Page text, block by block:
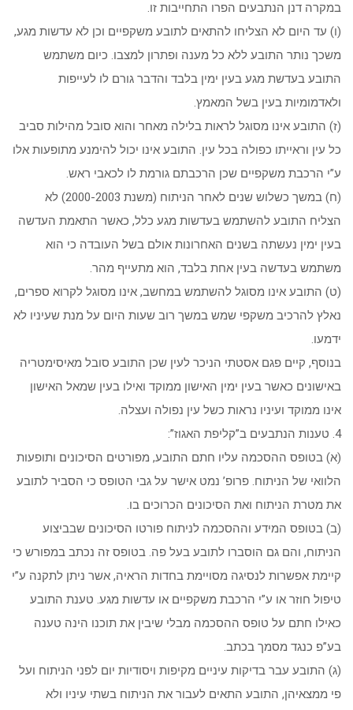
במקרה דנן הנתבעים הפרו התחייבות זו.
(ו) עד היום לא הצליחו להתאים לתובע משקפיים וכן לא עדשות מגע,
משכך נותר התובע ללא כל מענה ופתרון למצבו. כיום משתמש
התובע בעדשת מגע בעין ימין בלבד והדבר גורם לו לעייפות
ולאדמומיות בעין בשל המאמץ.
(ז) התובע אינו מסוגל לראות בלילה מאחר והוא סובל מהילות סביב
כל עין וראייתו כפולה בכל עין. התובע אינו יכול להימנע מתופעות אלו
ע”י הרכבת משקפיים שכן הרכבתם גורמת לו לכאבי ראש.
(ח) במשך כשלוש שנים לאחר הניתוח (משנת 2000-2003) לא
הצליח התובע להשתמש בעדשות מגע כלל, כאשר התאמת העדשה
בעין ימין נעשתה בשנים האחרונות אולם בשל העובדה כי הוא
משתמש בעדשה בעין אחת בלבד, הוא מתעייף מהר.
(ט) התובע אינו מסוגל להשתמש במחשב, אינו מסוגל לקרוא ספרים,
נאלץ להרכיב משקפי שמש במשך רוב שעות היום על מנת שעיניו לא
ידמעו.
בנוסף, קיים פגם אסטתי הניכר לעין שכן התובע סובל מאיסימטריה
באישונים כאשר בעין ימין האישון ממוקד ואילו בעין שמאל האישון
אינו ממוקד ועיניו נראות כשל עין נפולה ועצלה.
4. טענות הנתבעים ב”קליפת האגוז”:
(א) בטופס ההסכמה עליו חתם התובע, מפורטים הסיכונים ותופעות
הלוואי של הניתוח. פרופ’ נמט אישר על גבי הטופס כי הסביר לתובע
את מטרת הניתוח ואת הסיכונים הכרוכים בו.
(ב) בטופס המידע וההסכמה לניתוח פורטו הסיכונים שבביצוע
הניתוח, והם גם הוסברו לתובע בעל פה. בטופס זה נכתב במפורש כי
קיימת אפשרות לנסיגה מסויימת בחדות הראיה, אשר ניתן לתקנה ע”י
טיפול חוזר או ע”י הרכבת משקפיים או עדשות מגע. טענת התובע
כאילו חתם על טופס ההסכמה מבלי שיבין את תוכנו הינה טענה
בע”פ כנגד מסמך בכתב.
(ג) התובע עבר בדיקות עיניים מקיפות ויסודיות יום לפני הניתוח ועל
פי ממצאיהן, התובע התאים לעבור את הניתוח בשתי עיניו ולא